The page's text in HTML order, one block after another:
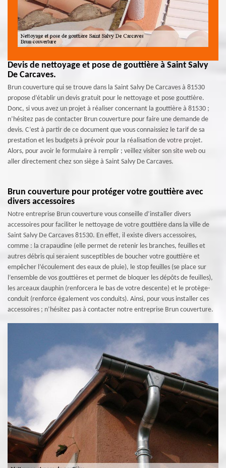
Devis de nettoyage et pose de gouttière à Saint Salvy
De Carcaves.
Brun couverture qui se trouve dans la Saint Salvy De Carcaves à 81530
propose d’établir un devis gratuit pour le nettoyage et pose gouttière.
Donc, si vous avez un projet à réaliser concernant la gouttière à 81530 ;
n’hésitez pas de contacter Brun couverture pour faire une demande de
devis. C’est à partir de ce document que vous connaissiez le tarif de sa
prestation et les budgets à prévoir pour la réalisation de votre projet.
Alors, pour avoir le formulaire à remplir ; veillez visiter son site web ou
aller directement chez son siège à Saint Salvy De Carcaves.
Brun couverture pour protéger votre gouttière avec
divers accessoires
Notre entreprise Brun couverture vous conseille d’installer divers
accessoires pour faciliter le nettoyage de votre gouttière dans la ville de
Saint Salvy De Carcaves 81530. En effet, il existe divers accessoires,
comme : la crapaudine (elle permet de retenir les branches, feuilles et
autres débris qui seraient susceptibles de boucher votre gouttière et
empêcher l’écoulement des eaux de pluie), le stop feuilles (se place sur
l’ensemble de vos gouttières et permet de bloquer les dépôts de feuilles),
les arceaux dauphin (renforcera le bas de votre descente) et le protège-
conduit (renforce également vos conduits). Ainsi, pour vous installer ces
accessoires ; n’hésitez pas à contacter notre entreprise Brun couverture.